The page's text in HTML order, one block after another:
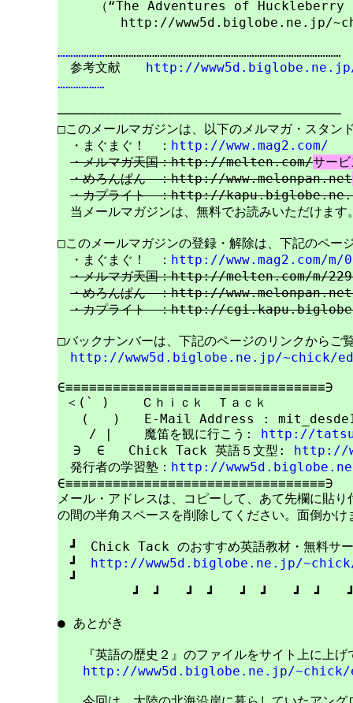
（“The Adventures of Huckleberry
http://www5d.biglobe.ne.jp/
………………………………………………………………………………………………
参考文献 http://
………………
────────────────────────────────────
□このメールマガジンは、以下のメルマガ・スタン
・まぐまぐ！　： http://www.mag2.com/
・メルマガ天国：http://melten.com/サー
・めろんぱん　：http://www.melonpan.net
・カプライト　：http://
当メールマガジンは、無料でお読みいただけます
□このメールマガジンの登録・解除は、下記のペー
・まぐまぐ！　： http://www.mag2.com/m/
・メルマガ天国：http://melten.com/m/
・めろんぱん　：http://
・カプライト　：http://
□バックナンバーは、下記のページのリンクからご
http://www5d.biglobe.ne.jp/~chick/
∈≡≡≡≡≡≡≡≡≡≡≡≡≡≡≡≡≡≡≡≡≡≡≡≡≡≡≡≡≡≡≡≡≡∋
＜(` )    Ｃｈｉｃｋ　Ｔａｃｋ
(   )   E-Mail Address :
    / |    魔笛を観に行こう:
http://
  ∋  ∈   Chick Tack 英語５文型:
http://
発行者の学習塾： http://
∈≡≡≡≡≡≡≡≡≡≡≡≡≡≡≡≡≡≡≡≡≡≡≡≡≡≡≡≡≡≡≡≡≡∋
メール・アドレスは、コピーして、あて先欄に
の間の半角スペースを削除してください。面倒かけ
┛　Chick Tack のおすすめ英語教材・無料サー
┛ http://www5d.biglobe.ne.jp/~chick/
┛　　　　　　　　　　　　　　　　　　　　　
┛　┛　　┛　┛　　┛　┛　　┛　┛　　┛
● あとがき
『英語の歴史２』のファイルをサイト上に上げ
http://www5d.biglobe.ne.jp/~chick/